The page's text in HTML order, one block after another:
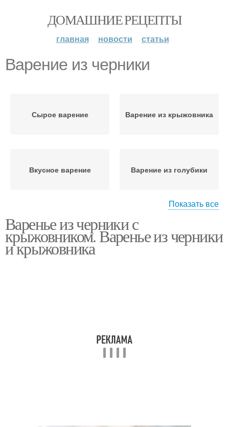
ДОМАШНИЕ РЕЦЕПТЫ
главная новости статьи
Варение из черники
Сырое варение Варение из крыжовника
Вкусное варение Варение из голубики
голубики
Варение из брусники
Показать все
Варенье из черники с
крыжовником. Варенье из черники
и крыжовника